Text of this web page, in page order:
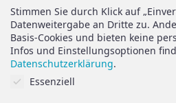
Vertrag widerrufen
Datenschutz
Impressum
Stimmen Sie durch Klick auf
Datenweitergabe an Dritte zu.
Basis-Cookies und bieten keine
Infos und Einstellungsoptionen
Datenschutzerklärung.
Cookies auf Sie abgestimmt.
Essenziell